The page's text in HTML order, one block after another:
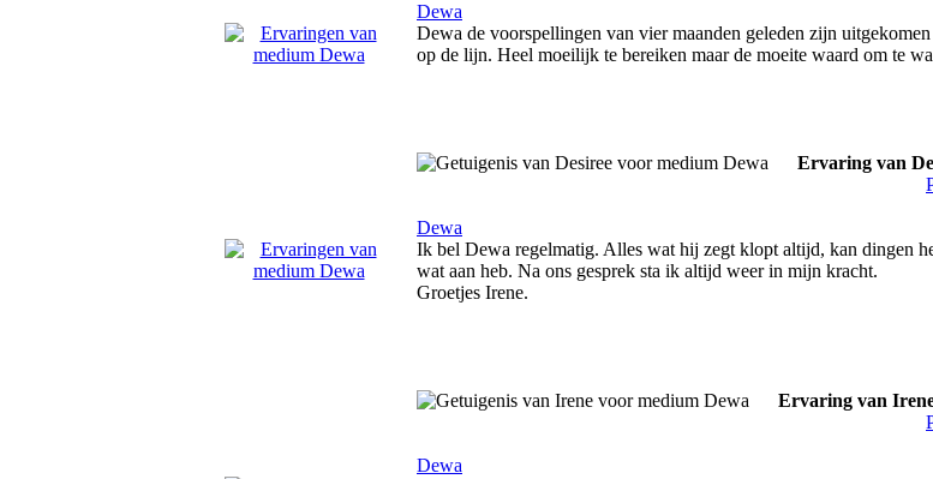
Dewa
Dewa de voorspellingen van vier maanden geleden zijn
op de lijn. Heel moeilijk te bereiken maar de moeite waard om te
Ervaring van
Dewa
Ik bel Dewa regelmatig. Alles wat hij zegt klopt altijd, kan dingen
wat aan heb. Na ons gesprek sta ik altijd weer in mijn kracht.
Groetjes Irene.
Ervaring van
Dewa